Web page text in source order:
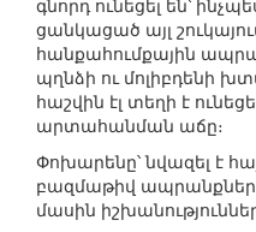
գնորդ ունեցել են՝
ցանկացած այլ
հանքահումքային
պղնձի ու մոլիբդենի
հաշվին էլ տեղի է
արտահանման աճը։
Փոխարենը՝ նվազել է
բազմաթիվ
մասին